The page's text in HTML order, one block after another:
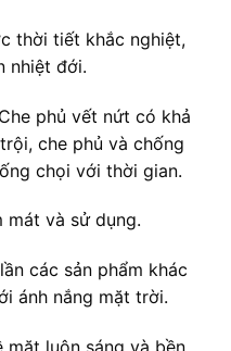
thời tiết khắc nghiệt,
nhiệt đới.
phủ vết nứt có khả
che phủ và chống
chọi với thời gian.
mát và sử dụng.
các sản phẩm khác
ánh nắng mặt trời.
mặt luôn sáng và bền